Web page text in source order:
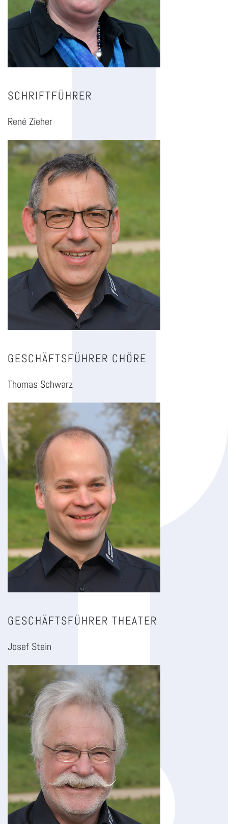
SCHRIFTFÜHRER
René Zieher
GESCHÄFTSFÜHRER CHÖRE
Thomas Schwarz
GESCHÄFTSFÜHRER THEATER
Josef Stein